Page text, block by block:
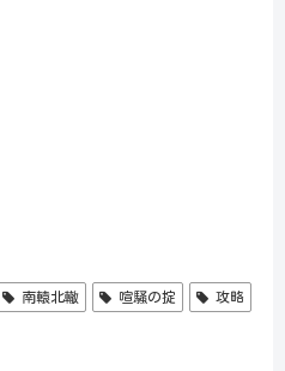
南轅北轍 喧騒の掟 攻略